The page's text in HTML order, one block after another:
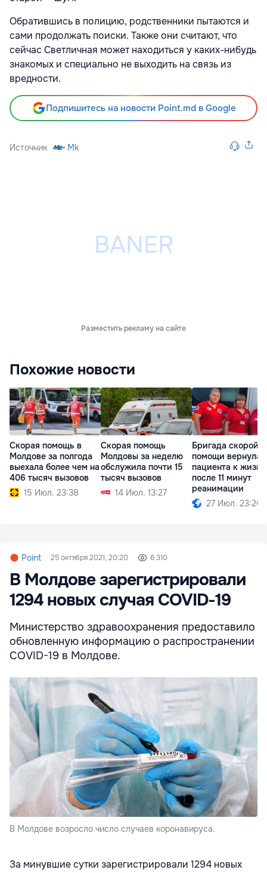
Обратившись в полицию, родственники пытаются и
сами продолжать поиски. Также они считают, что
сейчас Светличная может находиться у каких-нибудь
знакомых и специально не выходить на связь из
вредности.
Подпишитесь на новости Point.md в Google
Источник Mk
Разместить рекламу на сайте
Похожие новости
Скорая помощь в
Молдове за полгода
выехала более чем на
406 тысяч вызовов
15 Июл. 23:38
Скорая помощь
Молдовы за неделю
обслужила почти 15
тысяч вызовов
14 Июл. 13:27
Бригада скорой
помощи вернула
пациента к жизни
после 11 минут
реанимации
27 Июл. 23:20
Point 25 октября 2021, 20:20 6 310
В Молдове зарегистрировали
1294 новых случая COVID-19
Министерство здравоохранения предоставило
обновленную информацию о распространении
COVID-19 в Молдове.
В Молдове возросло число случаев коронавируса.
За минувшие сутки зарегистрировали 1294 новых